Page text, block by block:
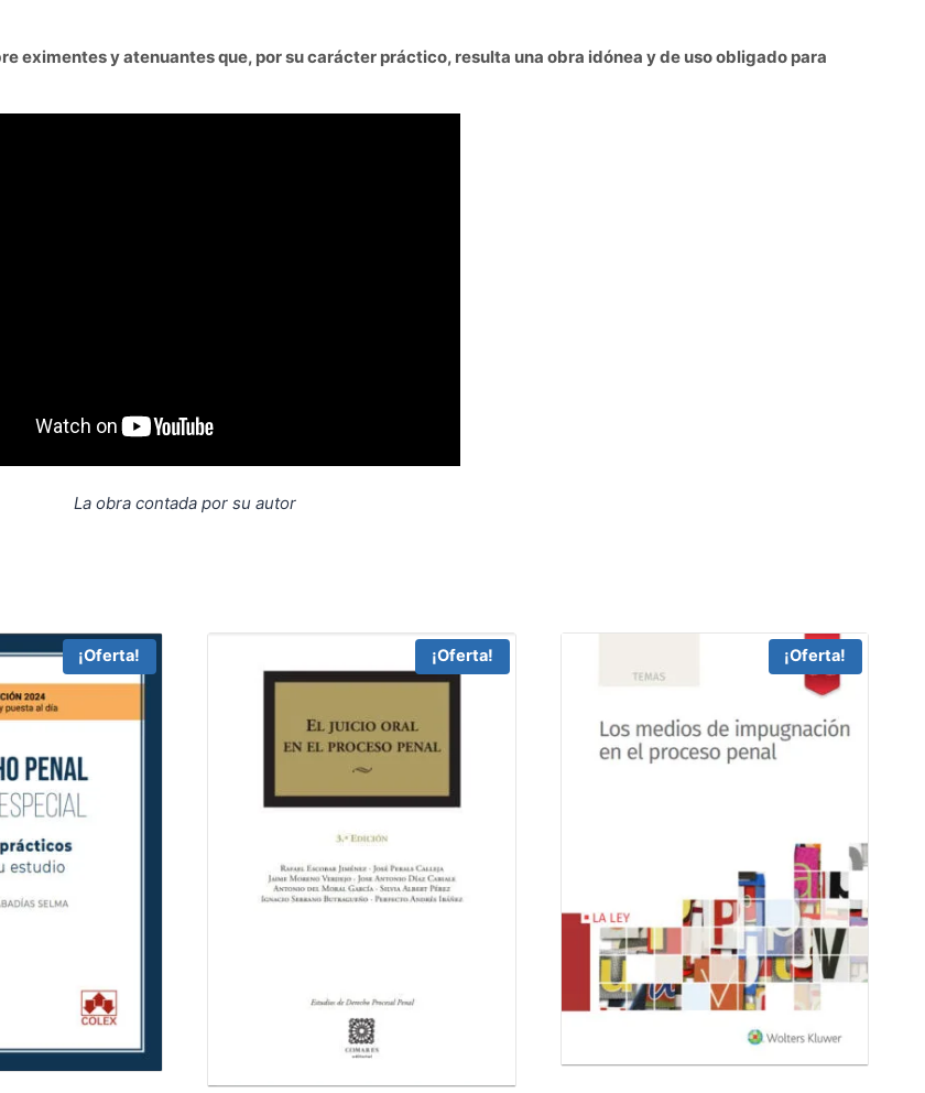
eximentes y atenuantes que, por su carácter práctico, resulta una obra idónea y de uso obligado para
La obra contada por su autor
¡Oferta! ¡Oferta! ¡Oferta!